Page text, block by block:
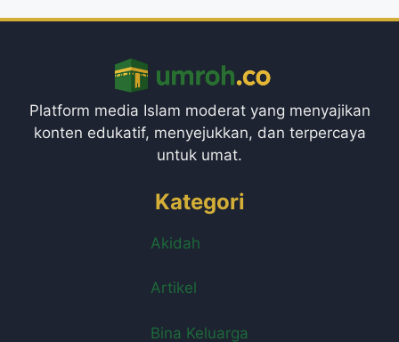
Platform media Islam moderat yang menyajikan
konten edukatif, menyejukkan, dan terpercaya
untuk umat.
Kategori
Akidah
Artikel
Bina Keluarga